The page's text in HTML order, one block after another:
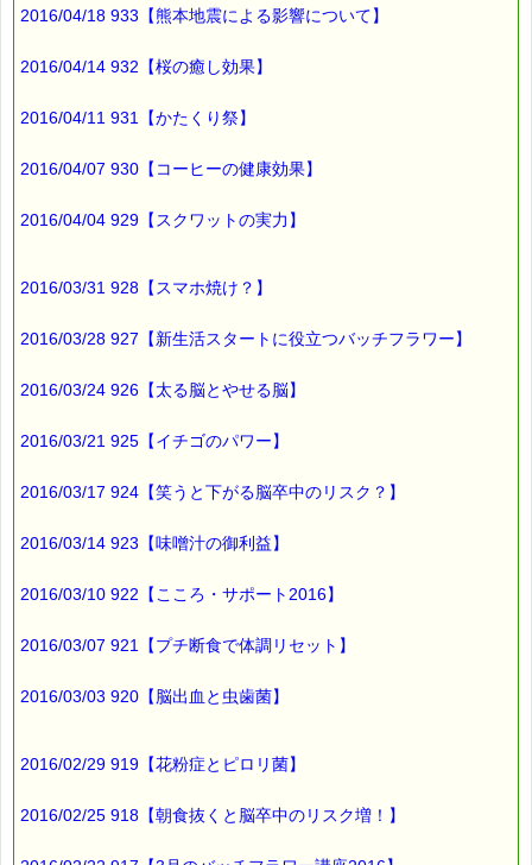
2016/04/18 933【熊本地震による影響について】
2016/04/14 932【桜の癒し効果】
2016/04/11 931【かたくり祭】
2016/04/07 930【コーヒーの健康効果】
2016/04/04 929【スクワットの実力】
2016/03/31 928【スマホ焼け？】
2016/03/28 927【新生活スタートに役立つバッチフラワー】
2016/03/24 926【太る脳とやせる脳】
2016/03/21 925【イチゴのパワー】
2016/03/17 924【笑うと下がる脳卒中のリスク？】
2016/03/14 923【味噌汁の御利益】
2016/03/10 922【こころ・サポート2016】
2016/03/07 921【プチ断食で体調リセット】
2016/03/03 920【脳出血と虫歯菌】
2016/02/29 919【花粉症とピロリ菌】
2016/02/25 918【朝食抜くと脳卒中のリスク増！】